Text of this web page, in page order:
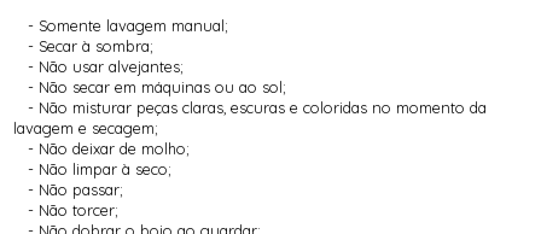
- Somente lavagem manual;
- Secar à sombra;
- Não usar alvejantes;
- Não secar em máquinas ou ao sol;
- Não misturar peças claras, escuras e coloridas no momento da
lavagem e secagem;
- Não deixar de molho;
- Não limpar à seco;
- Não passar;
- Não torcer;